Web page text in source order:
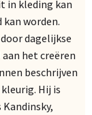
in kleding kan
kan worden.
dagelijkse
het creëren
beschrijven
Hij is